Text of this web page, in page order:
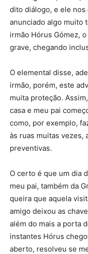
dito diálogo, e ele
anunciado algo muito
irmão Hórus Gómez,
grave, chegando
O elemental disse,
irmão, porém, este
muita proteção.
casa e meu pai
como, por exemplo,
às ruas muitas vezes,
preventivas.
O certo é que um dia
meu pai, também da
queira que aquela
amigo deixou as
além do mais a porta
instantes Hórus
aberto, resolveu se